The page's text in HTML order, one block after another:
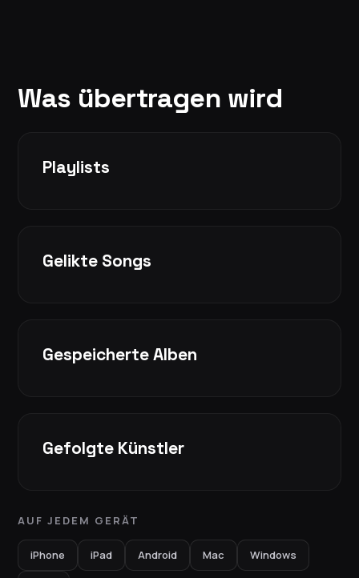
Was übertragen wird
Playlists
Gelikte Songs
Gespeicherte Alben
Gefolgte Künstler
AUF JEDEM GERÄT
iPhone iPad Android Mac Windows